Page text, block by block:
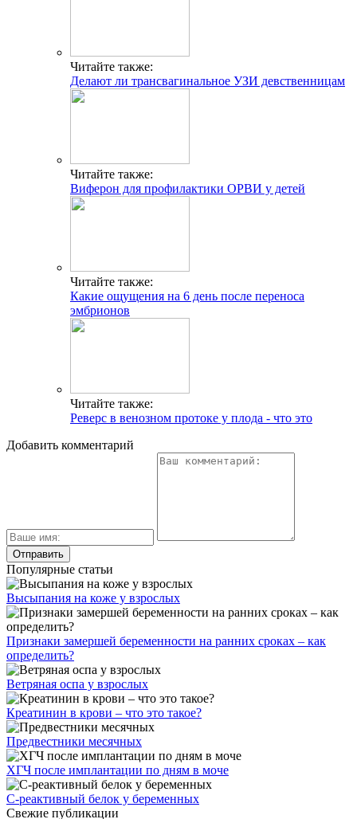
Читайте также:
Делают ли трансвагинальное УЗИ девственницам
Читайте также:
Виферон для профилактики ОРВИ у детей
Читайте также:
Какие ощущения на 6 день после переноса
эмбрионов
Читайте также:
Реверс в венозном протоке у плода - что это
Добавить комментарий
Популярные статьи
Высыпания на коже у взрослых
Признаки замершей беременности на ранних сроках – как
определить?
Ветряная оспа у взрослых
Креатинин в крови – что это такое?
Предвестники месячных
ХГЧ после имплантации по дням в моче
С-реактивный белок у беременных
Свежие публикации